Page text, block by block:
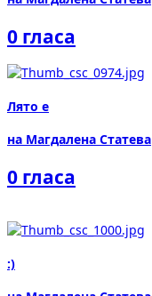
0 гласа
Лято е
на Магдалена Статева
0 гласа
:)